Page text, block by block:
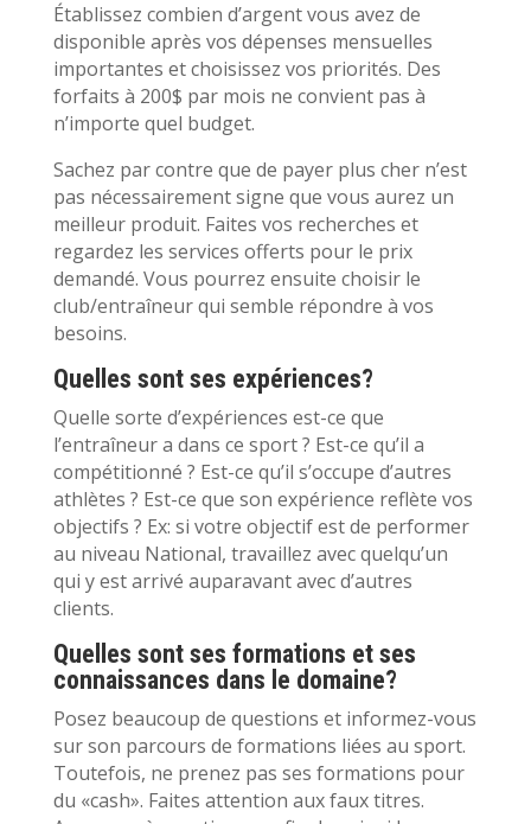
Établissez combien d’argent vous avez de
disponible après vos dépenses mensuelles
importantes et choisissez vos priorités. Des
forfaits à 200$ par mois ne convient pas à
n’importe quel budget.
Sachez par contre que de payer plus cher n’est
pas nécessairement signe que vous aurez un
meilleur produit. Faites vos recherches et
regardez les services offerts pour le prix
demandé. Vous pourrez ensuite choisir le
club/entraîneur qui semble répondre à vos
besoins.
Quelles sont ses expériences?
Quelle sorte d’expériences est-ce que
l’entraîneur a dans ce sport ? Est-ce qu’il a
compétitionné ? Est-ce qu’il s’occupe d’autres
athlètes ? Est-ce que son expérience reflète vos
objectifs ? Ex: si votre objectif est de performer
au niveau National, travaillez avec quelqu’un
qui y est arrivé auparavant avec d’autres
clients.
Quelles sont ses formations et ses
connaissances dans le domaine?
Posez beaucoup de questions et informez-vous
sur son parcours de formations liées au sport.
Toutefois, ne prenez pas ses formations pour
du «cash». Faites attention aux faux titres.